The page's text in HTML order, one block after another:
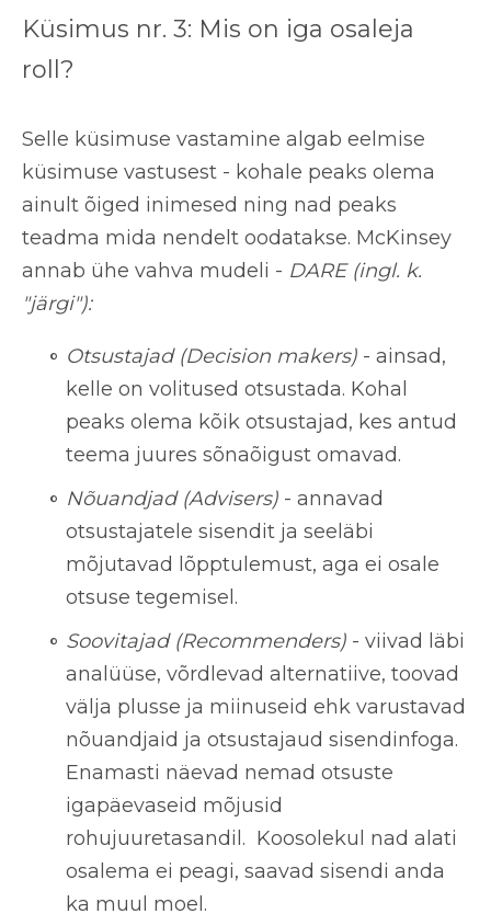
Küsimus nr. 3: Mis on iga osaleja
roll?
Selle küsimuse vastamine algab eelmise
küsimuse vastusest - kohale peaks olema
ainult õiged inimesed ning nad peaks
teadma mida nendelt oodatakse. McKinsey
annab ühe vahva mudeli - DARE (ingl. k.
"järgi"):
Otsustajad (Decision makers) - ainsad,
kelle on volitused otsustada. Kohal
peaks olema kõik otsustajad, kes antud
teema juures sõnaõigust omavad.
Nõuandjad (Advisers) - annavad
otsustajatele sisendit ja seeläbi
mõjutavad lõpptulemust, aga ei osale
otsuse tegemisel.
Soovitajad (Recommenders) - viivad läbi
analüüse, võrdlevad alternatiive, toovad
välja plusse ja miinuseid ehk varustavad
nõuandjaid ja otsustajaud sisendinfoga.
Enamasti näevad nemad otsuste
igapäevaseid mõjusid
rohujuuretasandil. Koosolekul nad alati
osalema ei peagi, saavad sisendi anda
ka muul moel.